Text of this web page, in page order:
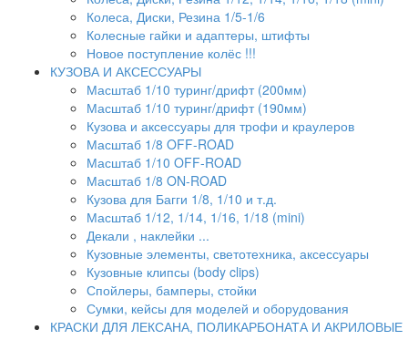
Колеса, Диски, Резина 1/5-1/6
Колесные гайки и адаптеры, штифты
Новое поступление колёс !!!
КУЗОВА И АКСЕССУАРЫ
Масштаб 1/10 туринг/дрифт (200мм)
Масштаб 1/10 туринг/дрифт (190мм)
Кузова и аксессуары для трофи и краулеров
Масштаб 1/8 OFF-ROAD
Масштаб 1/10 OFF-ROAD
Масштаб 1/8 ON-ROAD
Кузова для Багги 1/8, 1/10 и т.д.
Масштаб 1/12, 1/14, 1/16, 1/18 (mini)
Декали , наклейки ...
Кузовные элементы, светотехника, аксессуары
Кузовные клипсы (body clips)
Спойлеры, бамперы, стойки
Сумки, кейсы для моделей и оборудования
КРАСКИ ДЛЯ ЛЕКСАНА, ПОЛИКАРБОНАТА И АКРИЛОВЫЕ